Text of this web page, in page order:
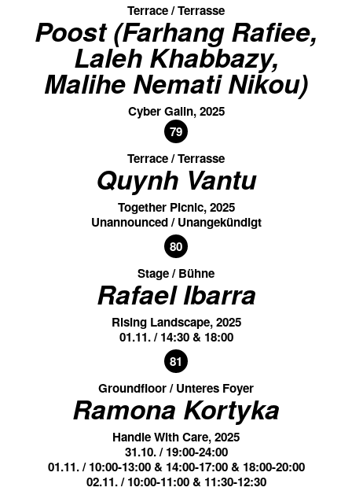
Terrace / Terrasse
Poost (Farhang Rafiee,
Laleh Khabbazy,
Malihe Nemati Nikou)
Cyber Galin, 2025
79
Terrace / Terrasse
Quynh Vantu
Together Picnic, 2025
Unannounced / Unangekündigt
80
Stage / Bühne
Rafael Ibarra
Rising Landscape, 2025
01.11. / 14:30 & 18:00
81
Groundfloor / Unteres Foyer
Ramona Kortyka
Handle With Care, 2025
31.10. / 19:00-24:00
01.11. / 10:00-13:00 & 14:00-17:00 & 18:00-20:00
02.11. / 10:00-11:00 & 11:30-12:30